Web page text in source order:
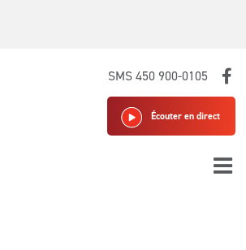
SMS 450 900-0105
Écouter en direct